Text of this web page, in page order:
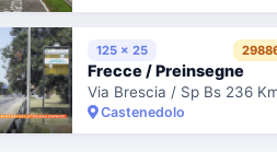
125 x 25
Frecce / Preinsegne
Castenedolo